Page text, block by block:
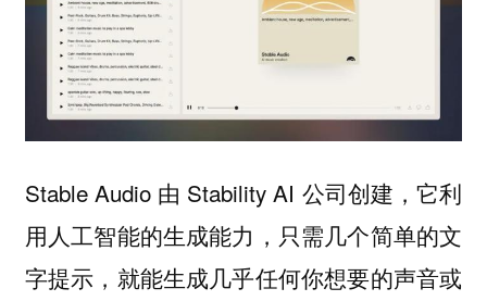
Stable Audio 由 Stability AI 公司创建，它利
用人工智能的生成能力，只需几个简单的文
字提示，就能生成几乎任何你想要的声音或